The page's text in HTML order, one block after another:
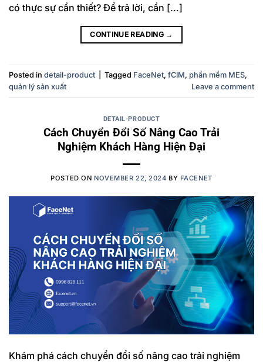
có thực sự cần thiết? Để trả lời, cần […]
CONTINUE READING →
Posted in detail-product Tagged FaceNet, fCIM, phần mềm MES,
quản lý sản xuất
Leave a comment
DETAIL-PRODUCT
Cách Chuyển Đổi Số Nâng Cao Trải
Nghiệm Khách Hàng Hiện Đại
POSTED ON NOVEMBER 22, 2024 BY FACENET
Khám phá cách chuyển đổi số nâng cao trải nghiệm